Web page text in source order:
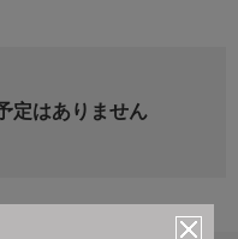
定はありません